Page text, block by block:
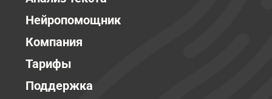
Нейропомощник
Компания
Тарифы
Поддержка